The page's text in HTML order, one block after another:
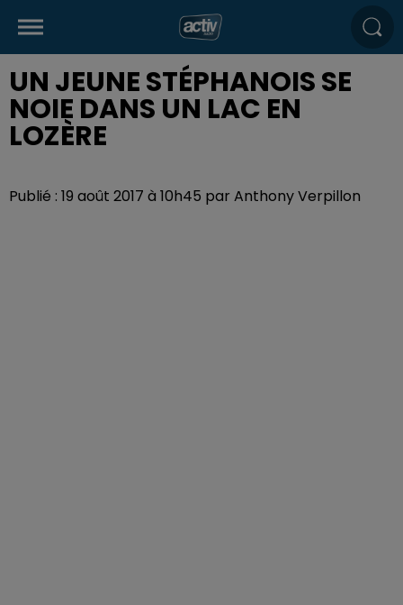
UN JEUNE STÉPHANOIS SE
NOIE DANS UN LAC EN
LOZÈRE
Publié : 19 août 2017 à 10h45 par Anthony Verpillon